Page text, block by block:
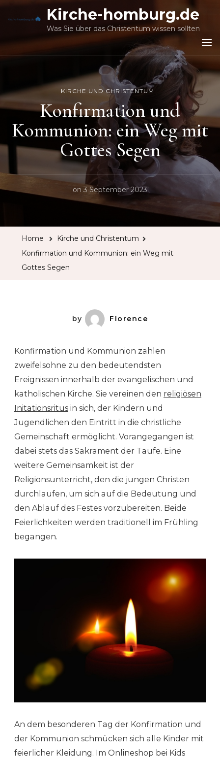
Kirche-homburg.de
Was Sie über das Christentum wissen sollten
KIRCHE UND CHRISTENTUM
Konfirmation und
Kommunion: ein Weg mit
Gottes Segen
on 3 September 2023
Home
Kirche und Christentum
Konfirmation und Kommunion: ein Weg mit
Gottes Segen
by Florence
Konfirmation und Kommunion zählen
zweifelsohne zu den bedeutendsten
Ereignissen innerhalb der evangelischen und
katholischen Kirche. Sie vereinen den religiösen
Initationsritus in sich, der Kindern und
Jugendlichen den Eintritt in die christliche
Gemeinschaft ermöglicht. Vorangegangen ist
dabei stets das Sakrament der Taufe. Eine
weitere Gemeinsamkeit ist der
Religionsunterricht, den die jungen Christen
durchlaufen, um sich auf die Bedeutung und
den Ablauf des Festes vorzubereiten. Beide
Feierlichkeiten werden traditionell im Frühling
begangen.
An dem besonderen Tag der Konfirmation und
der Kommunion schmücken sich alle Kinder mit
feierlicher Kleidung. Im Onlineshop bei Kids